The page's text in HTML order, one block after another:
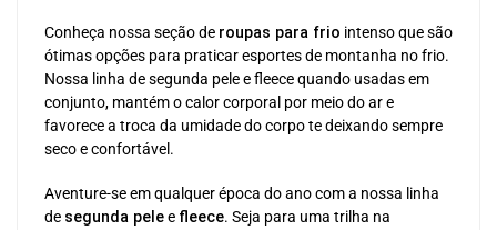
Conheça nossa seção de roupas para frio intenso que são
ótimas opções para praticar esportes de montanha no frio.
Nossa linha de segunda pele e fleece quando usadas em
conjunto, mantém o calor corporal por meio do ar e
favorece a troca da umidade do corpo te deixando sempre
seco e confortável.
Aventure-se em qualquer época do ano com a nossa linha
de segunda pelee fleece. Seja para uma trilha na